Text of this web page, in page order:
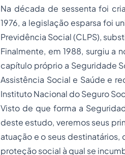
Na década de sessenta foi
1976, a legislação esparsa foi
Previdência Social (CLPS),
Finalmente, em 1988, surgiu a
capítulo próprio a Seguridade
Assistência Social e Saúde e
Instituto Nacional do Seguro
Visto de que forma a
deste estudo, veremos seus
atuação e o seus destinatários,
proteção social à qual se